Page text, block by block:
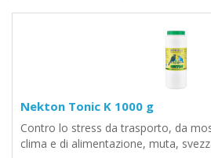
Nekton Tonic K 1000 g
Contro lo stress da trasporto, da
clima e di alimentazione, muta,